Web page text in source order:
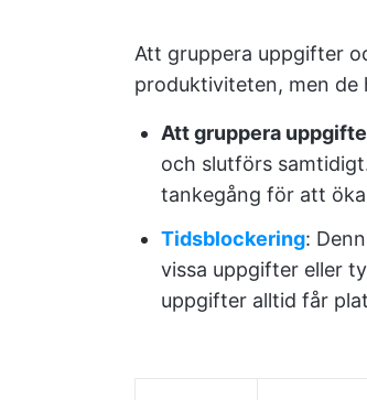
Att gruppera uppgifter
produktiviteten, men
Att gruppera
och slutförs
tankegång för att
Tidsblockering:
vissa uppgifter eller
uppgifter alltid får